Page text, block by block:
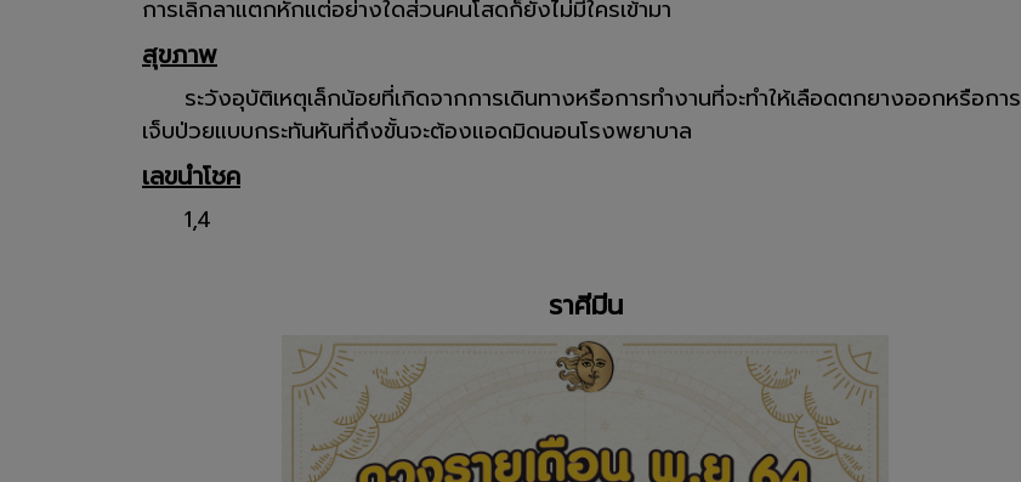
การเลิกลาแตกหักแต่อย่างใดส่วนคนโสดก็ยังไม่มีใครเข้ามา
สุขภาพ
ระวังอุบัติเหตุเล็กน้อยที่เกิดจากการเดินทางหรือการทำงานที่จะทำให้เลือดตกยางออกหรือการ
เจ็บป่วยแบบกระทันหันที่ถึงขั้นจะต้องแอดมิดนอนโรงพยาบาล
เลขนำโชค
1,4
ราศีมีน